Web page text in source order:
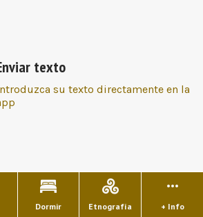
texto
su texto directamente en la
Dormir Etnografía + Info